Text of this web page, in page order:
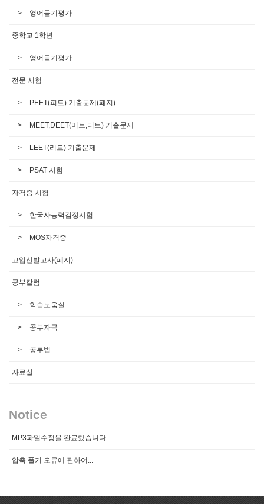
영어듣기평가
중학교 1학년
영어듣기평가
전문 시험
PEET(피트) 기출문제(폐지)
MEET,DEET(미트,디트) 기출문제
LEET(리트) 기출문제
PSAT 시험
자격증 시험
한국사능력검정시험
MOS자격증
고입선발고사(폐지)
공부칼럼
학습도움실
공부자극
공부법
자료실
Notice
MP3파일수정을 완료했습니다.
압축 풀기 오류에 관하여...